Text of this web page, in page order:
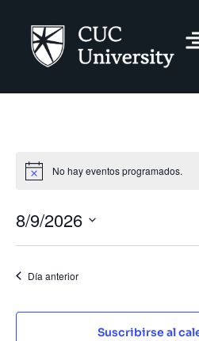
Aviso No hay eventos programados.
8/9/2026
fecha.
Día anterior
Suscribirse al